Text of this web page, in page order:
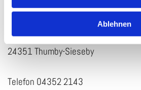
Ablehnen
Sachsenburger Weg 9
24351 Thumby-Sieseby
Telefon 04352 2143